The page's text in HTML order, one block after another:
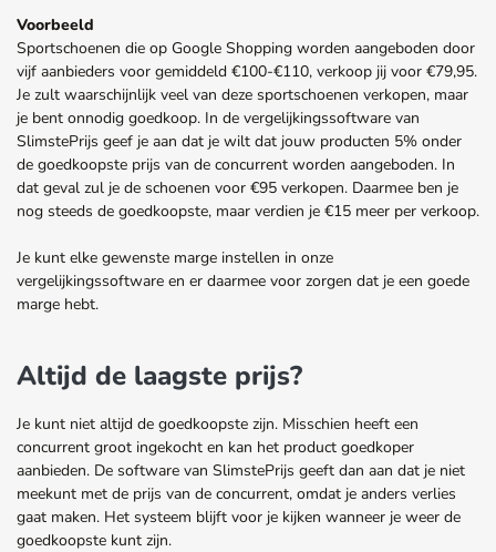
Voorbeeld
Sportschoenen die op Google Shopping worden aangeboden door
vijf aanbieders voor gemiddeld €100-€110, verkoop jij voor €79,95.
Je zult waarschijnlijk veel van deze sportschoenen verkopen, maar
je bent onnodig goedkoop. In de vergelijkingssoftware van
SlimstePrijs geef je aan dat je wilt dat jouw producten 5% onder
de goedkoopste prijs van de concurrent worden aangeboden. In
dat geval zul je de schoenen voor €95 verkopen. Daarmee ben je
nog steeds de goedkoopste, maar verdien je €15 meer per verkoop.
Je kunt elke gewenste marge instellen in onze
vergelijkingssoftware en er daarmee voor zorgen dat je een goede
marge hebt.
Altijd de laagste prijs?
Je kunt niet altijd de goedkoopste zijn. Misschien heeft een
concurrent groot ingekocht en kan het product goedkoper
aanbieden. De software van SlimstePrijs geeft dan aan dat je niet
meekunt met de prijs van de concurrent, omdat je anders verlies
gaat maken. Het systeem blijft voor je kijken wanneer je weer de
goedkoopste kunt zijn.